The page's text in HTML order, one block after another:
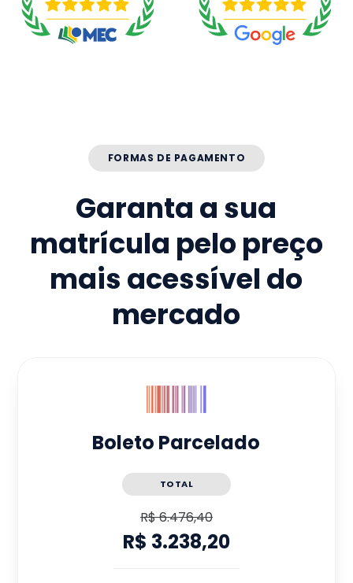
FORMAS DE PAGAMENTO
Garanta a sua
matrícula pelo preço
mais acessível do
mercado
Boleto Parcelado
TOTAL
R$ 6.476,40
R$ 3.238,20